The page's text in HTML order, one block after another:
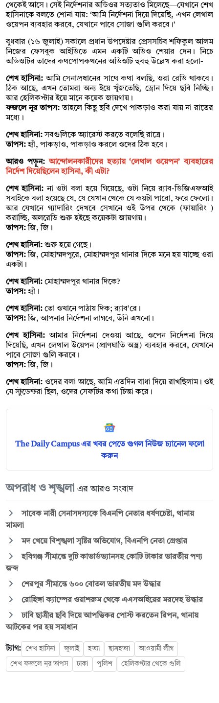
থেকেই আসে। সেই নির্দেশনার অডিওর সত্যতাও মিলেছে—যেখানে শেখ
হাসিনাকে বলতে শোনা যায়: ‘আমি নির্দেশনা দিয়ে দিয়েছি, এখন লেথাল
ওয়েপন ব্যবহার করবে, যেখানে পাবে সোজা গুলি করবে।’
বুধবার (১৬ জুলাই) সকালে প্রধান উপদেষ্টার প্রেসসচিব শফিকুল আলম
নিজের ফেসবুক আইডিতে এমন একটি অডিও শেয়ার দেন। নিচে
অডিওটির তাদের কথপোপকথনের অডিওটি হুবহু উল্লেখ করা হলো-
শেখ হাসিনা:আমি সেনাপ্রধানের সাথে কথা বলছি, ওরা রেডি থাকবে।
ঠিক আছে, এখন তোমরা অন্য ইয়ে খুঁজতেছি, ড্রোন দিয়ে ছবি নিচ্ছি।
আর হেলিকপ্টার ইয়ে মানে কয়েক জায়গায়।
ফজলে নূর তাপস:তাহলে কিছু ছবি দেখে পাকড়াও করা যায় না রাতের
মধ্যে।
শেখ হাসিনা:সবগুলিকে অ্যারেস্ট করতে বলেছি রাত্রে।
তাপস:হ্যাঁ, পাকড়াও, পাকড়াও করলে ওদের ঠিক হবে।
আরও পড়ুন:আন্দোলনকারীদের হত্যায় ‘লেথাল ওয়েপন’ ব্যবহারের
নির্দেশ দিয়েছিলেন হাসিনা, কী এটা?
শেখ হাসিনা:না ওটা বলা হয়ে গিয়েছে, ওটা নিয়ে র‌্যাব-ডিজিএফআই
সবাইকে বলা হয়েছে যে, যে যেখান থেকে যে কয়টা পারো, ফরে ফেলো।
আর যেখানে গ্যাদারিং দেখবে সেখানে ওই উপর থেকে (ফায়ারিং )
করাচ্ছি, অলরেডি শুরু হইছে কয়েকটা জায়গায়।
তাপস:জি, জি।
শেখ হাসিনা: শুরু হয়ে গেছে।
তাপস:জি, মোহাম্মদপুরে, মোহাম্মদপুর থানার দিকে মনে হয় যাচ্ছে ওরা
একটা।
শেখ হাসিনা: মোহাম্মদপুর থানার দিকে?
তাপস:হ্যাঁ।
শেখ হাসিনা: তো ওখানে পাঠায় দিক; র‌্যাব’রে।
তাপস:জি, আপনার নির্দেশনা লাগবে, উনি এখনো।
শেখ হাসিনা: আমার নির্দেশনা দেওয়া আছে, ওপেন নির্দেশনা দিয়ে
দিয়েছি, এখন লেথাল উয়েপন (প্রাণঘাতি অস্ত্র) ব্যবহার করবে, যেখানে
পাবে সোজা গুলি করবে।
তাপস:জি, জি।
শেখ হাসিনা: ওদের বলা আছে, আমি এতদিন বাধা দিয়ে রাখছিলাম। ওই
যে স্টুডেন্টরা ছিল, ওদের সেফটির কথা চিন্তা করে।
The Daily Campus এর খবর পেতে গুগল নিউজ চ্যানেল ফলো
করুন
অপরাধ ও শৃঙ্খলা এর আরও সংবাদ
সাবেক নারী সেনাসদস্যকে বিএনপি নেতার ধর্ষণচেষ্টা, থানায়
মামলা
মদ খেয়ে বিশৃঙ্খলা সৃষ্টির অভিযোগ, বিএনপি নেতা গ্রেপ্তার
হবিগঞ্জ সীমান্তে দুটি কাভার্ডভ্যানসহ কোটি টাকার ভারতীয় পণ্য
জব্দ
শেরপুর সীমান্তে ৬০০ বোতল ভারতীয় মদ উদ্ধার
রোহিঙ্গা ক্যাম্পের ওয়াশরুম থেকে এএসআইয়ের মরদেহ উদ্ধার
ঢাবি ছাত্রীর ছবি দিয়ে আপত্তিকর পোস্ট করতেন রিপন, থানায়
আটকের পর হয় সমাধান
ট্যাগ: শেখ হাসিনা জুলাই হত্যা ছাত্রহত্যা আওয়ামী লীগ
শেখ ফজলে নূর তাপস ঢাকা পুলিশ হেলিকপ্টার থেকে গুলি